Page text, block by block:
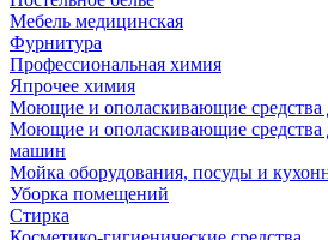
Мебель медицинская
Фурнитура
Профессиональная химия
Япрочее химия
Моющие и ополаскивающие средства
Моющие и ополаскивающие средства
машин
Мойка оборудования, посуды и
Уборка помещений
Стирка